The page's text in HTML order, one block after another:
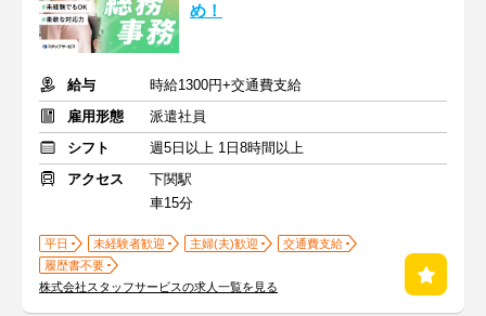
め！
給与
時給1300円+交通費支給
雇用形態
派遣社員
シフト
週5日以上 1日8時間以上
アクセス
下関駅
車15分
平日 未経験者歓迎 主婦(夫)歓迎
交通費支給
履歴書不要
株式会社スタッフサービスの求人一覧を見る